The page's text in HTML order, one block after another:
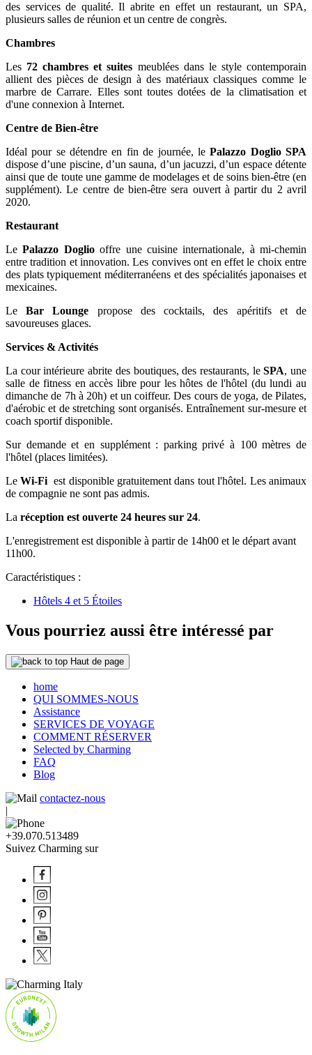
des services de qualité. Il abrite en effet un restaurant, un SPA,
plusieurs salles de réunion et un centre de congrès.
Chambres
Les 72 chambres et suites meublées dans le style contemporain
allient des pièces de design à des matériaux classiques comme le
marbre de Carrare. Elles sont toutes dotées de la climatisation et
d'une connexion à Internet.
Centre de Bien-être
Idéal pour se détendre en fin de journée, lePalazzo Doglio SPA
dispose d’une piscine, d’un sauna, d’un jacuzzi, d’un espace détente
ainsi que de toute une gamme de modelages et de soins bien-être (en
supplément). Le centre de bien-être sera ouvert à partir du 2 avril
2020.
Restaurant
LePalazzo Dogliooffre une cuisine internationale, à mi-chemin
entre tradition et innovation. Les convives ont en effet le choix entre
des plats typiquement méditerranéens et des spécialités japonaises et
mexicaines.
LeBar Lounge propose des cocktails, des apéritifs et de
savoureuses glaces.
Services & Activités
La cour intérieure abrite des boutiques, des restaurants, leSPA, une
salle de fitness en accès libre pour les hôtes de l'hôtel (du lundi au
dimanche de 7h à 20h) et un coiffeur. Des cours de yoga, de Pilates,
d'aérobic et de stretching sont organisés. Entraînement sur-mesure et
coach sportif disponible.
Sur demande et en supplément : parking privé à 100 mètres de
l'hôtel (places limitées).
Le Wi-Fi est disponible gratuitement dans tout l'hôtel. Les animaux
de compagnie ne sont pas admis.
La réception est ouverte 24 heures sur 24.
L'enregistrement est disponible à partir de 14h00 et le départ avant
11h00.
Caractéristiques :
Hôtels 4 et 5 Étoiles
Vous pourriez aussi être intéressé par
Haut de page
home
QUI SOMMES-NOUS
Assistance
SERVICES DE VOYAGE
COMMENT RÉSERVER
Selected by Charming
FAQ
Blog
contactez-nous
|
+39.070.513489
Suivez Charming sur